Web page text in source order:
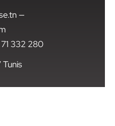
—
71 332 280
Tunis